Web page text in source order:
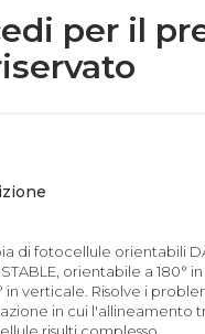
per il
di fotocellule orientabili
orientabile a 180°
in verticale. Risolve i
in cui l'allineamento